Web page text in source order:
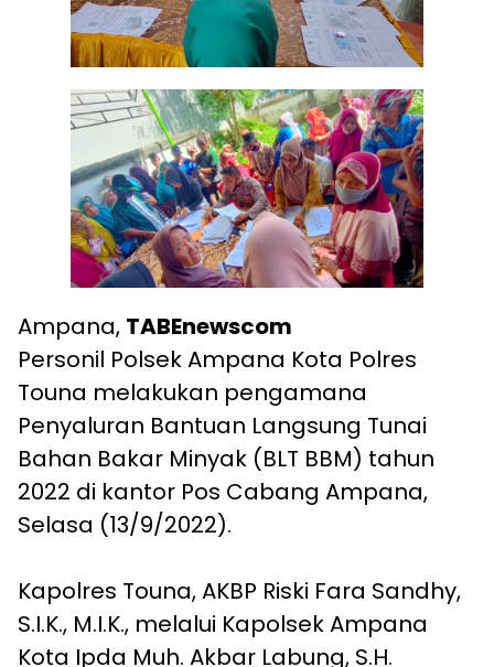
Ampana, TABEnewscom
Personil Polsek Ampana Kota Polres
Touna melakukan pengamana
Penyaluran Bantuan Langsung Tunai
Bahan Bakar Minyak (BLT BBM) tahun
2022 di kantor Pos Cabang Ampana,
Selasa (13/9/2022).
Kapolres Touna, AKBP Riski Fara Sandhy,
S.I.K., M.I.K., melalui Kapolsek Ampana
Kota Ipda Muh. Akbar Labung, S.H.